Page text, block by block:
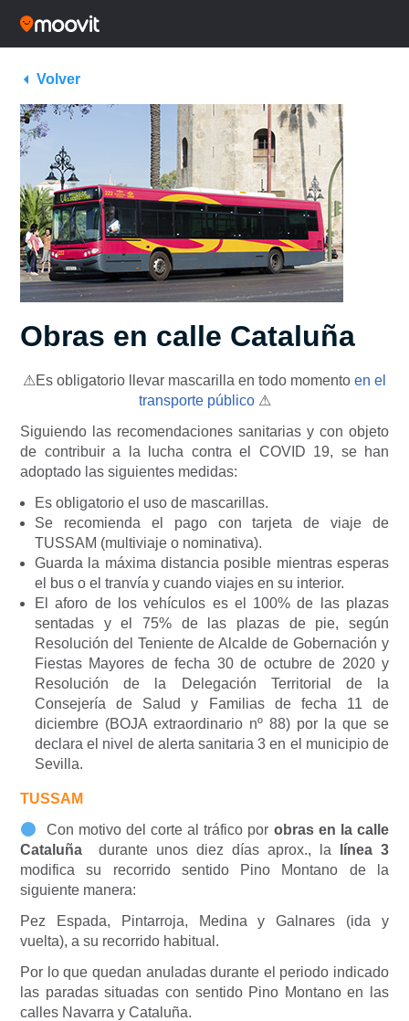
Volver
Obras en calle Cataluña
⚠Es obligatorio llevar mascarilla en todo momento en el
transporte público⚠
Siguiendo las recomendaciones sanitarias y con objeto
de contribuir a la lucha contra el COVID 19, se han
adoptado las siguientes medidas:
Es obligatorio el uso de mascarillas.
Se recomienda el pago con tarjeta de viaje de
TUSSAM (multiviaje o nominativa).
Guarda la máxima distancia posible mientras esperas
el bus o el tranvía y cuando viajes en su interior.
El aforo de los vehículos es el 100% de las plazas
sentadas y el 75% de las plazas de pie, según
Resolución del Teniente de Alcalde de Gobernación y
Fiestas Mayores de fecha 30 de octubre de 2020 y
Resolución de la Delegación Territorial de la
Consejería de Salud y Familias de fecha 11 de
diciembre (BOJA extraordinario nº 88) por la que se
declara el nivel de alerta sanitaria 3 en el municipio de
Sevilla.
TUSSAM
Con motivo del corte al tráfico por obras en la calle
Cataluña durante unos diez días aprox., la
línea 3
modifica su recorrido sentido Pino Montano de la
siguiente manera:
Pez Espada, Pintarroja, Medina y Galnares (ida y
vuelta), a su recorrido habitual.
Por lo que quedan anuladas durante el periodo indicado
las paradas situadas con sentido Pino Montano en las
calles Navarra y Cataluña.